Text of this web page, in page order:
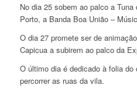
No dia 25 sobem ao palco a
Porto, a Banda Boa União –
O dia 27 promete ser de
Capicua a subirem ao palco da
O último dia é dedicado à folia
percorrer as ruas da vila.